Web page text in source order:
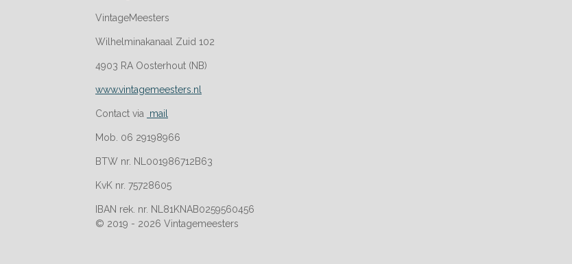
VintageMeesters
Wilhelminakanaal Zuid 102
4903 RA Oosterhout (NB)
www.vintagemeesters.nl
Contact via mail
Mob. 06 29198966
BTW nr. NL001986712B63
KvK nr. 75728605
IBAN rek. nr. NL81KNAB0259560456
© 2019 - 2026 Vintagemeesters